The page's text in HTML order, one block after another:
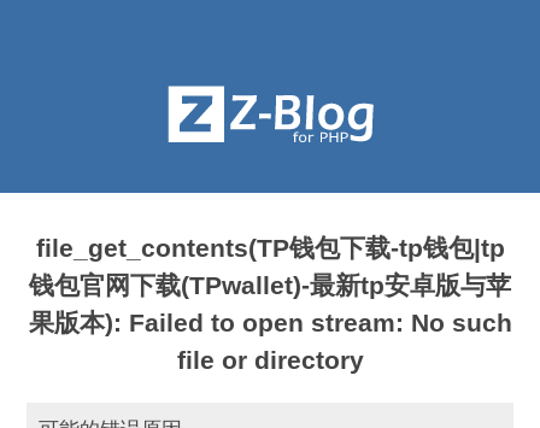
file_get_contents(TP钱包下载-tp钱包|tp
钱包官网下载(TPwallet)-最新tp安卓版与苹
果版本): Failed to open stream: No such
file or directory